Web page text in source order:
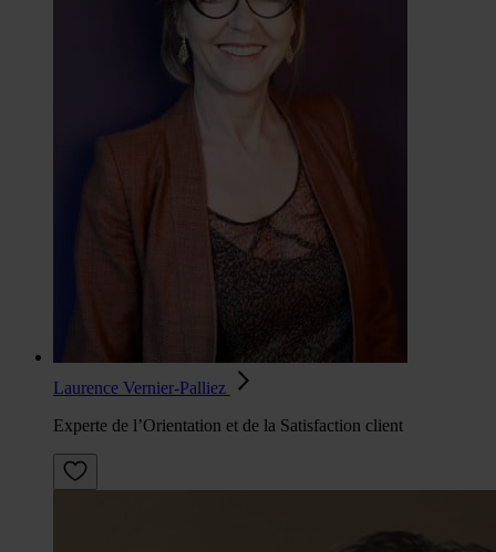
Laurence Vernier-Palliez
Experte de l’Orientation et de la Satisfaction client